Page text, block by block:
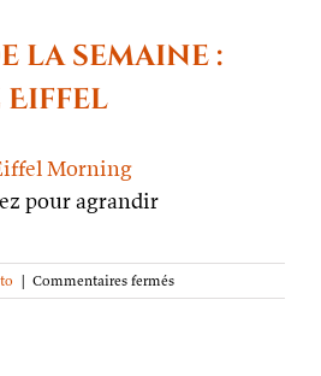
la semaine :
Eiffel
pour agrandir
| Commentaires ferméssur
La